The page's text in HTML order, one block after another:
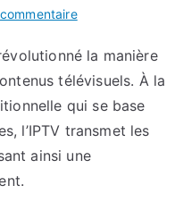
sur
votre
expérience
télévisuelle
avec
la manière
télévisuels. À la
qui se base
l’IPTV transmet les
ainsi une